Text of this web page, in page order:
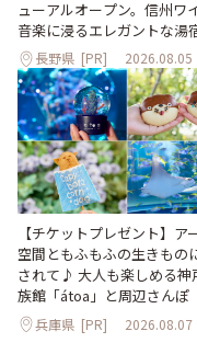
ューアルオープン。信州ワ
音楽に浸るエレガントな湯
長野県 [PR] 2026.08.05
【チケットプレゼント】ア
空間ともふもふの生きもの
されて♪ 大人も楽しめる神
族館「átoa」と周辺さんぽ
兵庫県 [PR] 2026.08.07